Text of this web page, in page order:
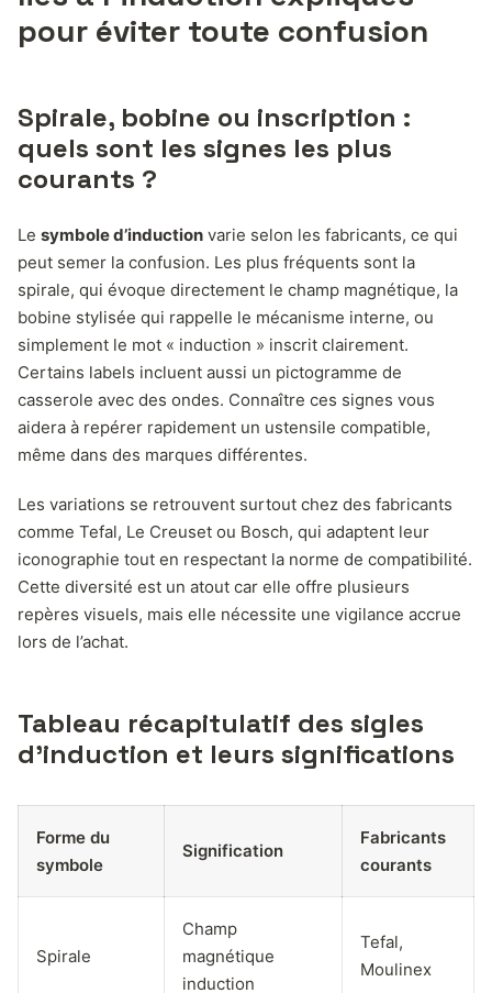
pour éviter toute confusion
Spirale, bobine ou inscription :
quels sont les signes les plus
courants ?
Le symbole d’induction varie selon les fabricants, ce qui
peut semer la confusion. Les plus fréquents sont la
spirale, qui évoque directement le champ magnétique, la
bobine stylisée qui rappelle le mécanisme interne, ou
simplement le mot « induction » inscrit clairement.
Certains labels incluent aussi un pictogramme de
casserole avec des ondes. Connaître ces signes vous
aidera à repérer rapidement un ustensile compatible,
même dans des marques différentes.
Les variations se retrouvent surtout chez des fabricants
comme Tefal, Le Creuset ou Bosch, qui adaptent leur
iconographie tout en respectant la norme de compatibilité.
Cette diversité est un atout car elle offre plusieurs
repères visuels, mais elle nécessite une vigilance accrue
lors de l’achat.
Tableau récapitulatif des sigles
d’induction et leurs significations
Forme du
symbole
Signification
Fabricants
courants
Spirale
Champ
magnétique
induction
Tefal,
Moulinex